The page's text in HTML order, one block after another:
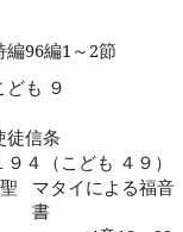
編96編1 ～2節
ども ９
徒信条
９４（こども ４９）
マタイによる福音
書